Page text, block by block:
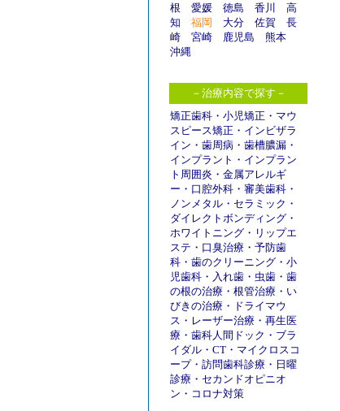
根
愛媛 徳島 香川
高
知
福岡 大分 佐賀
長
崎
宮崎 鹿児島
熊本
沖縄
－治療内容で探す－
矯正歯科 ・ 小児矯正 ・ マウ
スピース矯正 ・ インビザラ
イン ・ 歯周病 ・ 歯槽膿漏 ・
インプラント ・ インプラン
ト周囲炎 ・ 金属アレルギ
ー ・ 口腔外科 ・ 審美歯科 ・
ノンメタル ・ セラミック ・
ダイレクトボンディング ・
ホワイトニング ・ リップエ
ステ ・ 口臭治療 ・ 予防歯
科 ・ 歯のクリーニング ・ 小
児歯科 ・ 入れ歯 ・ 虫歯 ・ 歯
の根の治療 ・ 根管治療 ・ い
びきの治療 ・ ドライマウ
ス ・ レーザー治療 ・ 再生医
療 ・ 歯科人間ドック ・ ブラ
イダル ・ CT ・ マイクロスコ
ープ・ 訪問歯科診療 ・ 日曜
診療 ・ セカンドオピニオ
ン ・ コロナ対策